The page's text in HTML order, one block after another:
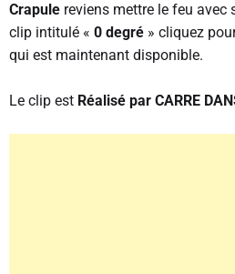
Crapule reviens mettre le feu avec
clip intitulé « 0 degré » cliquez
qui est maintenant disponible.
Le clip est Réalisé par CARRE